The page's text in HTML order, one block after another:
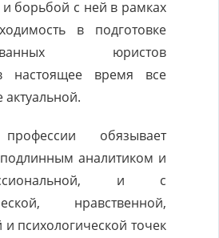
и борьбой с ней в рамках
в подготовке
юристов
настоящее время все
обязывает
аналитиком и
и с
нравственной,
и психологической точек